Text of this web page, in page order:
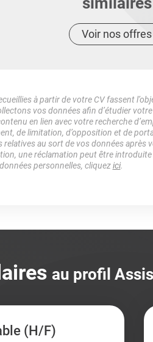
Voir nos offres
à partir de votre CV fassent
vos données afin d’étudier
en lien avec votre recherche
de limitation, d’opposition et de
au sort de vos données après
une réclamation peut être introduite
personnelles, cliquezici.
au profil
(H/F)